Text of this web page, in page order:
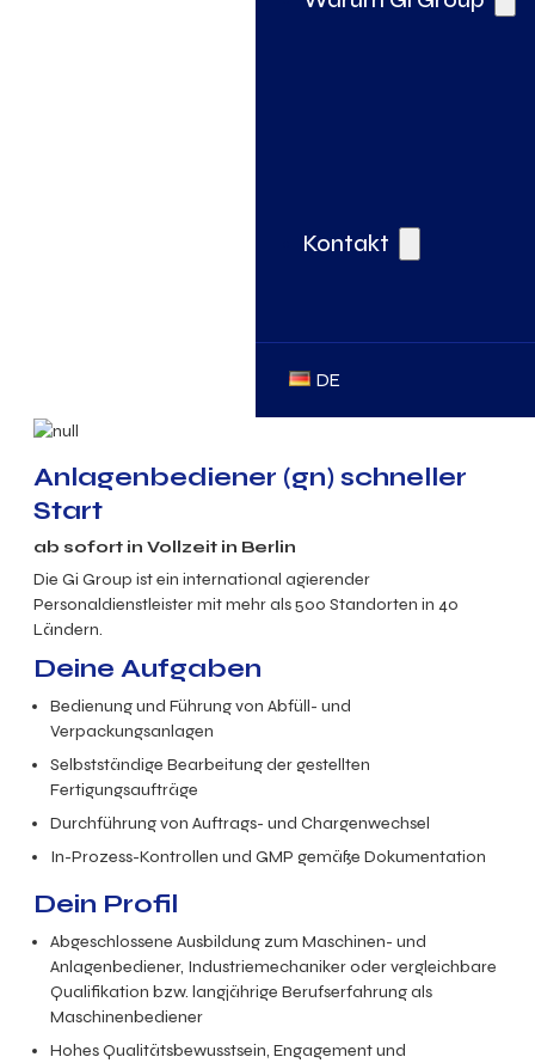
Kontakt
DE
Anlagenbediener (gn) schneller
Start
ab sofort in Vollzeit in Berlin
Die Gi Group ist ein international agierender
Personaldienstleister mit mehr als 500 Standorten in 40
Ländern.
Deine Aufgaben
Bedienung und Führung von Abfüll- und
Verpackungsanlagen
Selbstständige Bearbeitung der gestellten
Fertigungsaufträge
Durchführung von Auftrags- und Chargenwechsel
In-Prozess-Kontrollen und GMP gemäße Dokumentation
Dein Profil
Abgeschlossene Ausbildung zum Maschinen- und
Anlagenbediener, Industriemechaniker oder vergleichbare
Qualifikation bzw. langjährige Berufserfahrung als
Maschinenbediener
Hohes Qualitätsbewusstsein, Engagement und